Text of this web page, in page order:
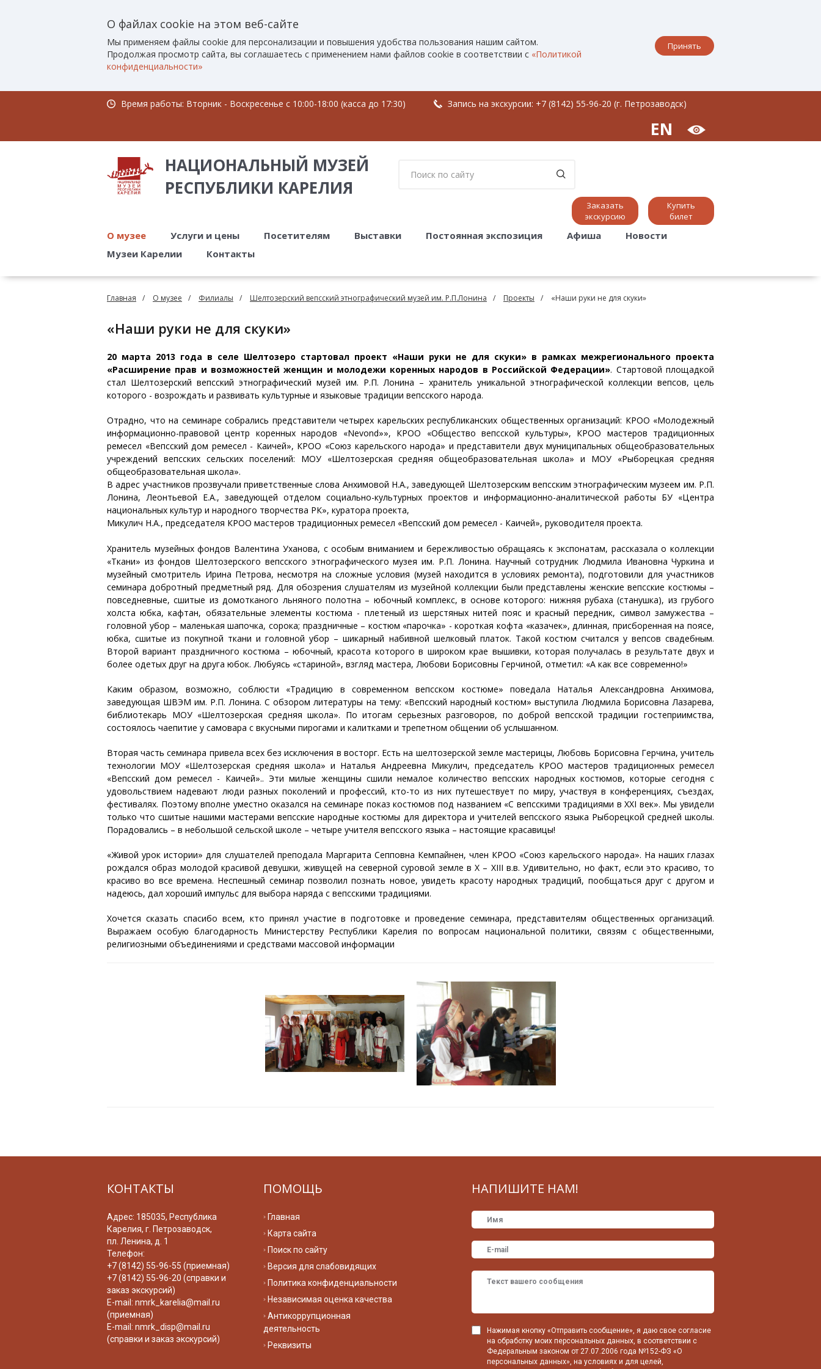
О файлах cookie на этом веб-сайте
Мы применяем файлы cookie для персонализации и повышения удобства пользования нашим сайтом.
Продолжая просмотр сайта, вы соглашаетесь с применением нами файлов cookie в соответствии с «Политикой
конфиденциальности»
Принять
Время работы: Вторник - Воскресенье c 10:00-18:00 (касса до 17:30) Запись на экскурсии: +7 (8142) 55-96-20 (г. Петрозаводск)
EN
НАЦИОНАЛЬНЫЙ МУЗЕЙ
РЕСПУБЛИКИ КАРЕЛИЯ
Заказать
экскурсию
Купить
билет
О музее Услуги и цены Посетителям Выставки Постоянная экспозиция Афиша
Новости
Музеи Карелии
Контакты
Главная О музее Филиалы Шелтозерский вепсский этнографический музей им. Р.П.Лонина Проекты «Наши руки не для скуки»
«Наши руки не для скуки»
20 марта 2013 года в селе Шелтозеро стартовал проект «Наши руки не для скуки» в рамках межрегионального проекта
«Расширение прав и возможностей женщин и молодежи коренных народов в Российской Федерации». Стартовой площадкой
стал Шелтозерский вепсский этнографический музей им. Р.П. Лонина – хранитель уникальной этнографической коллекции вепсов, цель
которого - возрождать и развивать культурные и языковые традиции вепсского народа.
Отрадно, что на семинаре собрались представители четырех карельских республиканских общественных организаций: КРОО «Молодежный
информационно-правовой центр коренных народов «Nevond»», КРОО «Общество вепсской культуры», КРОО мастеров традиционных
ремесел «Вепсский дом ремесел - Каичей», КРОО «Союз карельского народа» и представители двух муниципальных общеобразовательных
учреждений вепсских сельских поселений: МОУ «Шелтозерская средняя общеобразовательная школа» и МОУ «Рыборецкая средняя
общеобразовательная школа».
В адрес участников прозвучали приветственные слова Анхимовой Н.А., заведующей Шелтозерским вепсским этнографическим музеем им. Р.П.
Лонина, Леонтьевой Е.А., заведующей отделом социально-культурных проектов и информационно-аналитической работы БУ «Центра
национальных культур и народного творчества РК», куратора проекта,
Микулич Н.А., председателя КРОО мастеров традиционных ремесел «Вепсский дом ремесел - Каичей», руководителя проекта.
Хранитель музейных фондов Валентина Уханова, с особым вниманием и бережливостью обращаясь к экспонатам, рассказала о коллекции
«Ткани» из фондов Шелтозерского вепсского этнографического музея им. Р.П. Лонина. Научный сотрудник Людмила Ивановна Чуркина и
музейный смотритель Ирина Петрова, несмотря на сложные условия (музей находится в условиях ремонта), подготовили для участников
семинара добротный предметный ряд. Для обозрения слушателям из музейной коллекции были представлены женские вепсские костюмы –
повседневные, сшитые из домотканого льняного полотна – юбочный комплекс, в основе которого: нижняя рубаха (станушка), из грубого
холста юбка, кафтан, обязательные элементы костюма - плетеный из шерстяных нитей пояс и красный передник, символ замужества –
головной убор – маленькая шапочка, сорока; праздничные – костюм «парочка» - короткая кофта «казачек», длинная, присборенная на поясе,
юбка, сшитые из покупной ткани и головной убор – шикарный набивной шелковый платок. Такой костюм считался у вепсов свадебным.
Второй вариант праздничного костюма – юбочный, красота которого в широком крае вышивки, которая получалась в результате двух и
более одетых друг на друга юбок. Любуясь «стариной», взгляд мастера, Любови Борисовны Герчиной, отметил: «А как все современно!»
Каким образом, возможно, соблюсти «Традицию в современном вепсском костюме» поведала Наталья Александровна Анхимова,
заведующая ШВЭМ им. Р.П. Лонина. С обзором литературы на тему: «Вепсский народный костюм» выступила Людмила Борисовна Лазарева,
библиотекарь МОУ «Шелтозерская средняя школа». По итогам серьезных разговоров, по доброй вепсской традиции гостеприимства,
состоялось чаепитие у самовара с вкусными пирогами и калитками и трепетном общении об услышанном.
Вторая часть семинара привела всех без исключения в восторг. Есть на шелтозерской земле мастерицы, Любовь Борисовна Герчина, учитель
технологии МОУ «Шелтозерская средняя школа» и Наталья Андреевна Микулич, председатель КРОО мастеров традиционных ремесел
«Вепсский дом ремесел - Каичей».. Эти милые женщины сшили немалое количество вепсских народных костюмов, которые сегодня с
удовольствием надевают люди разных поколений и профессий, кто-то из них путешествует по миру, участвуя в конференциях, съездах,
фестивалях. Поэтому вполне уместно оказался на семинаре показ костюмов под названием «С вепсскими традициями в XXI век». Мы увидели
только что сшитые нашими мастерами вепсские народные костюмы для директора и учителей вепсского языка Рыборецкой средней школы.
Порадовались – в небольшой сельской школе – четыре учителя вепсского языка – настоящие красавицы!
«Живой урок истории» для слушателей преподала Маргарита Сепповна Кемпайнен, член КРОО «Союз карельского народа». На наших глазах
рождался образ молодой красивой девушки, живущей на северной суровой земле в X – XIII в.в. Удивительно, но факт, если это красиво, то
красиво во все времена. Неспешный семинар позволил познать новое, увидеть красоту народных традиций, пообщаться друг с другом и
надеюсь, дал хороший импульс для выбора наряда с вепсскими традициями.
Хочется сказать спасибо всем, кто принял участие в подготовке и проведение семинара, представителям общественных организаций.
Выражаем особую благодарность Министерству Республики Карелия по вопросам национальной политики, связям с общественными,
религиозными объединениями и средствами массовой информации
НАПИШИТЕ НАМ!
Нажимая кнопку «Отправить сообщение», я даю свое согласие
на обработку моих персональных данных, в соответствии с
Федеральным законом от 27.07.2006 года №152-ФЗ «О
персональных данных», на условиях и для целей,
ПОМОЩЬ
Главная
Карта сайта
Поиск по сайту
Версия для слабовидящих
Политика конфиденциальности
Независимая оценка качества
Антикоррупционная
деятельность
Реквизиты
КОНТАКТЫ
Адрес: 185035, Республика
Карелия, г. Петрозаводск,
пл. Ленина, д. 1
Телефон:
+7 (8142) 55-96-55 (приемная)
+7 (8142) 55-96-20 (справки и
заказ экскурсий)
E-mail:nmrk_karelia@mail.ru
(приемная)
E-mail:nmrk_disp@mail.ru
(справки и заказ экскурсий)